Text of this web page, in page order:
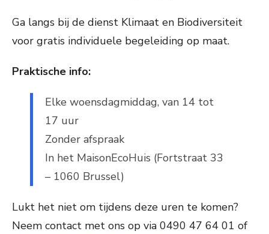
Ga langs bij de dienst Klimaat en Biodiversiteit
voor gratis individuele begeleiding op maat.
Praktische info:
Elke woensdagmiddag, van 14 tot
17 uur
Zonder afspraak
In het MaisonEcoHuis (Fortstraat 33
– 1060 Brussel)
Lukt het niet om tijdens deze uren te komen?
Neem contact met ons op via 0490 47 64 01 of